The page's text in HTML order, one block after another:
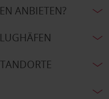
ANBIETEN?